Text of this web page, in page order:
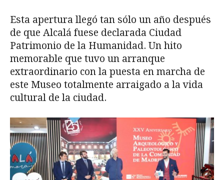
Esta apertura llegó tan sólo un año después
de que Alcalá fuese declarada Ciudad
Patrimonio de la Humanidad. Un hito
memorable que tuvo un arranque
extraordinario con la puesta en marcha de
este Museo totalmente arraigado a la vida
cultural de la ciudad.